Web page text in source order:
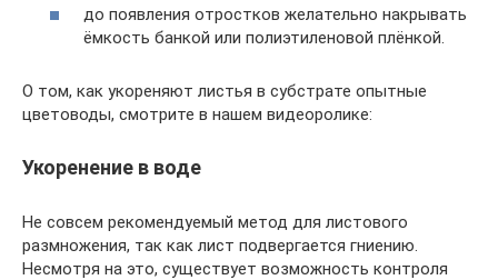
до появления отростков желательно накрывать
ёмкость банкой или полиэтиленовой плёнкой.
О том, как укореняют листья в субстрате опытные
цветоводы, смотрите в нашем видеоролике:
Укоренение в воде
Не совсем рекомендуемый метод для листового
размножения, так как лист подвергается гниению.
Несмотря на это, существует возможность контроля